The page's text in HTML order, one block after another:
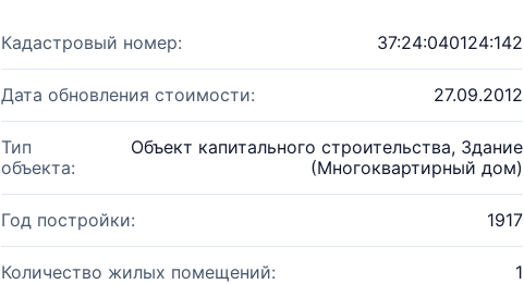
Кадастровый номер: 37:24:040124:142
Дата обновления стоимости: 27.09.2012
Тип
объекта:
Объект капитального строительства, Здание
(Многоквартирный дом)
Год постройки: 1917
Количество жилых помещений: 1